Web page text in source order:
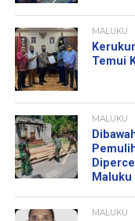
MALUKU
Temui
MALUKU
Maluku
MALUKU